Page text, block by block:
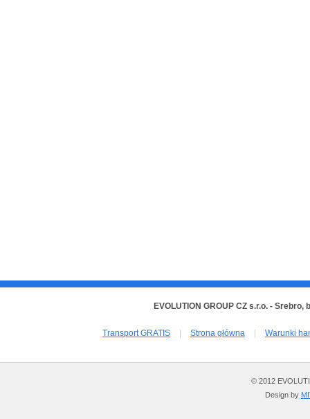
EVOLUTION GROUP CZ s.r.o. -
Transport GRATIS Strona główna Warunki
© 2012
Design by